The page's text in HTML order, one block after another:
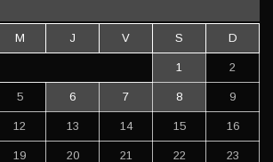
M J V S D
1 2
5 6 7 8 9
12 13 14 15 16
19 20 21 22 23